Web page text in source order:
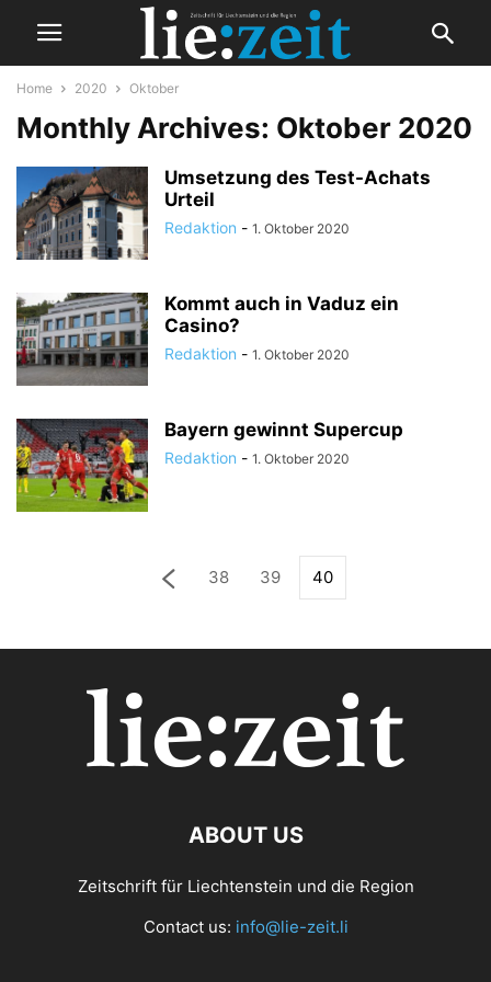
Home 2020 Oktober
Monthly Archives: Oktober 2020
Umsetzung des Test-Achats
Urteil
Redaktion - 1. Oktober 2020
Kommt auch in Vaduz ein
Casino?
Redaktion - 1. Oktober 2020
Bayern gewinnt Supercup
Redaktion - 1. Oktober 2020
38 39 40
ABOUT US
Zeitschrift für Liechtenstein und die Region
Contact us: info@lie-zeit.li